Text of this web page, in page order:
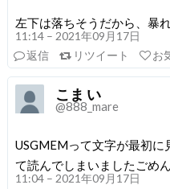
左下は落ちそうだから、暴
11:14 – 2021年09月17日
返信
リツイート お
こま い
@888_mare
USGMEMって文字が最初
て読んでしまいましたごめ
11:04 – 2021年09月17日